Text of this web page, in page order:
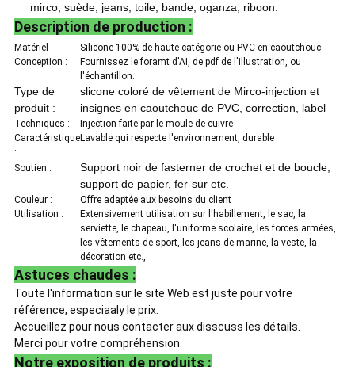
mirco, suède, jeans, toile, bande, oganza, riboon.
Description de production :
Matériel :
Silicone 100% de haute catégorie ou PVC en caoutchouc
Conception :
Fournissez le foramt d'AI, de pdf de l'illustration, ou
l'échantillon.
Type de
produit :
slicone coloré de vêtement de Mirco-injection et
insignes en caoutchouc de PVC, correction, label
Techniques :
Injection faite par le moule de cuivre
Caractéristique
:
Lavable qui respecte l'environnement, durable
Soutien :
Support noir de fasterner de crochet et de boucle,
support de papier, fer-sur etc.
Couleur :
Offre adaptée aux besoins du client
Utilisation :
Extensivement utilisation sur l'habillement, le sac, la
serviette, le chapeau, l'uniforme scolaire, les forces armées,
les vêtements de sport, les jeans de marine, la veste, la
décoration etc.,
Astuces chaudes :
Toute l'information sur le site Web est juste pour votre
référence, especiaaly le prix.
Accueillez pour nous contacter aux disscuss les détails.
Merci pour votre compréhension.
Notre exposition de produits :